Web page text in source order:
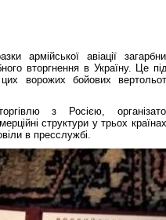
армійської авіації
вторгнення в Україну. Це
ворожих бойових
з Росією,
структури у трьох
в пресслужбі.